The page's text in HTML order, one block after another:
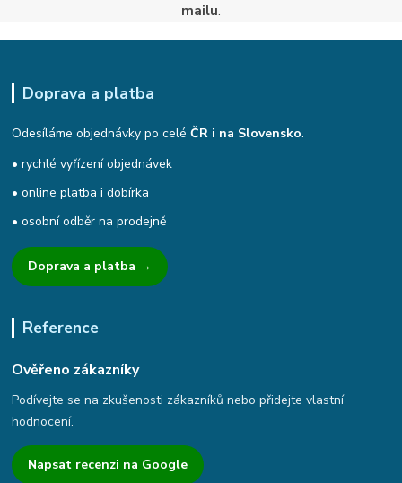
mailu.
Doprava a platba
Odesíláme objednávky po celéČR i na Slovensko.
• rychlé vyřízení objednávek
• online platba i dobírka
• osobní odběr na prodejně
Doprava a platba →
Reference
Ověřeno zákazníky
Podívejte se na zkušenosti zákazníků nebo přidejte vlastní
hodnocení.
Napsat recenzi na Google